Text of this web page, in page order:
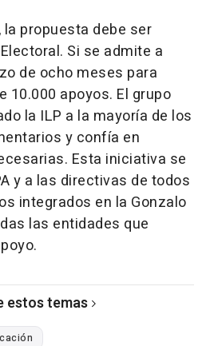
propuesta debe ser
Si se admite a
de ocho meses para
10.000 apoyos. El grupo
la ILP a la mayoría de los
y confía en
Esta iniciativa se
y a las directivas de todos
integrados en la Gonzalo
las entidades que
estos temas